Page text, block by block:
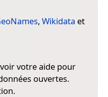
, Wikidata et
votre aide pour
ouvertes.